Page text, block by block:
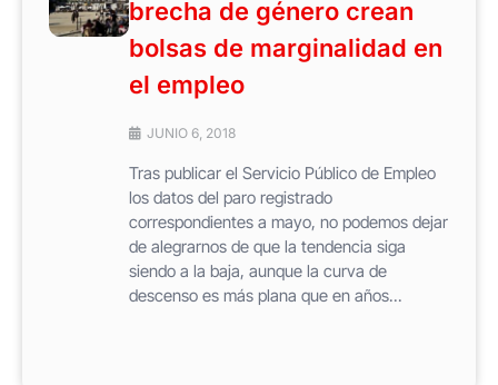
brecha de género crean
bolsas de marginalidad en
el empleo
JUNIO 6, 2018
Tras publicar el Servicio Público de Empleo
los datos del paro registrado
correspondientes a mayo, no podemos dejar
de alegrarnos de que la tendencia siga
siendo a la baja, aunque la curva de
descenso es más plana que en años...